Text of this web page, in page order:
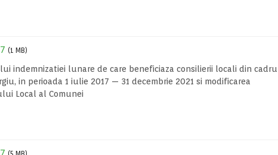
(1 MB)
indemnizatiei lunare de care beneficiaza consilierii locali din cadrul
in perioada 1 iulie 2017 — 31 decembrie 2021 si modificarea
Local al Comunei